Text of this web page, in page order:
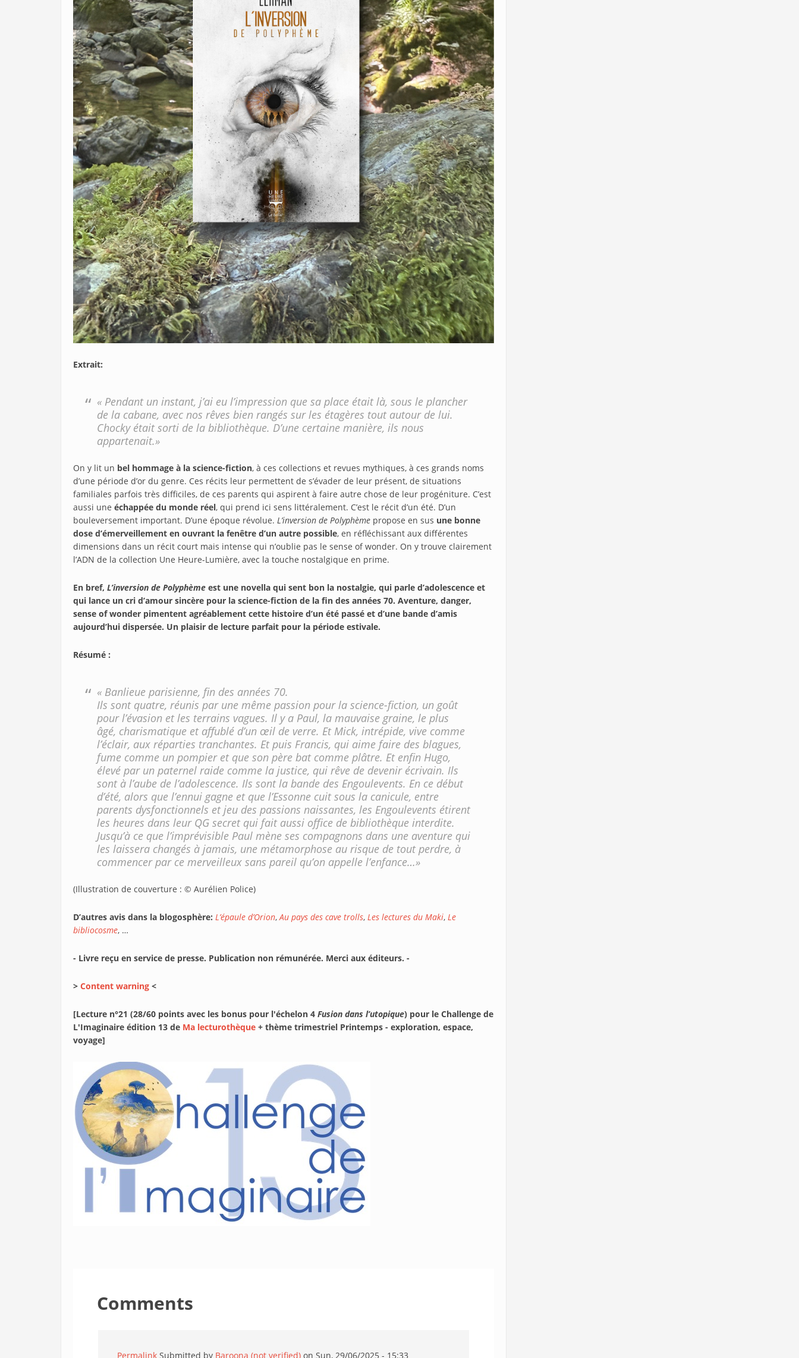
Extrait:
« Pendant un instant, j’ai eu l’impression que sa place était là, sous le plancher
de la cabane, avec nos rêves bien rangés sur les étagères tout autour de lui.
Chocky était sorti de la bibliothèque. D’une certaine manière, ils nous
appartenait.»
On y lit un bel hommage à la science-fiction, à ces collections et revues mythiques, à ces grands noms
d’une période d’or du genre. Ces récits leur permettent de s’évader de leur présent, de situations
familiales parfois très difficiles, de ces parents qui aspirent à faire autre chose de leur progéniture. C’est
aussi une échappée du monde réel, qui prend ici sens littéralement. C’est le récit d’un été. D’un
bouleversement important. D’une époque révolue. L’inversion de Polyphème propose en sus une bonne
dose d’émerveillement en ouvrant la fenêtre d’un autre possible, en réfléchissant aux différentes
dimensions dans un récit court mais intense qui n’oublie pas le sense of wonder. On y trouve clairement
l’ADN de la collection Une Heure-Lumière, avec la touche nostalgique en prime.
En bref, L’inversion de Polyphème est une novella qui sent bon la nostalgie, qui parle d’adolescence et
qui lance un cri d’amour sincère pour la science-fiction de la fin des années 70. Aventure, danger,
sense of wonder pimentent agréablement cette histoire d’un été passé et d’une bande d’amis
aujourd’hui dispersée. Un plaisir de lecture parfait pour la période estivale.
Résumé :
« Banlieue parisienne, fin des années 70.
Ils sont quatre, réunis par une même passion pour la science-fiction, un goût
pour l’évasion et les terrains vagues. Il y a Paul, la mauvaise graine, le plus
âgé, charismatique et affublé d’un œil de verre. Et Mick, intrépide, vive comme
l’éclair, aux réparties tranchantes. Et puis Francis, qui aime faire des blagues,
fume comme un pompier et que son père bat comme plâtre. Et enfin Hugo,
élevé par un paternel raide comme la justice, qui rêve de devenir écrivain. Ils
sont à l’aube de l’adolescence. Ils sont la bande des Engoulevents. En ce début
d’été, alors que l’ennui gagne et que l’Essonne cuit sous la canicule, entre
parents dysfonctionnels et jeu des passions naissantes, les Engoulevents étirent
les heures dans leur QG secret qui fait aussi office de bibliothèque interdite.
Jusqu’à ce que l’imprévisible Paul mène ses compagnons dans une aventure qui
les laissera changés à jamais, une métamorphose au risque de tout perdre, à
commencer par ce merveilleux sans pareil qu’on appelle l’enfance…»
(Illustration de couverture : © Aurélien Police)
D’autres avis dans la blogosphère: L’épaule d’Orion,Au pays des cave trolls, Les lectures du Maki, Le
bibliocosme, …
- Livre reçu en service de presse. Publication non rémunérée. Merci aux éditeurs. -
> Content warning <
[Lecture n°21 (28/60 points avec les bonus pour l'échelon 4 Fusion dans l’utopique) pour le Challenge de
L'Imaginaire édition 13 de Ma lecturothèque + thème trimestriel Printemps - exploration, espace,
voyage]
Comments
Permalink Submitted by Baroona (not verified) on Sun, 29/06/2025 - 15:33